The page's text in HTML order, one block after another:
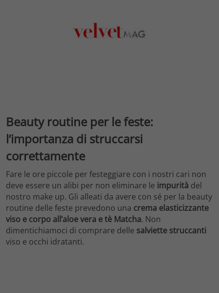
Beauty routine per le feste:
l’importanza di struccarsi
correttamente
Fare le ore piccole per festeggiare con i nostri cari non
deve essere un alibi per non eliminare le impurità del
nostro make up. Gli alleati da avere con sé per la beauty
routine delle feste prevedono una crema elasticizzante
viso e corpo all’aloe vera e tè Matcha. Non
dimentichiamoci di comprare delle salviette struccanti
viso e occhi idratanti.